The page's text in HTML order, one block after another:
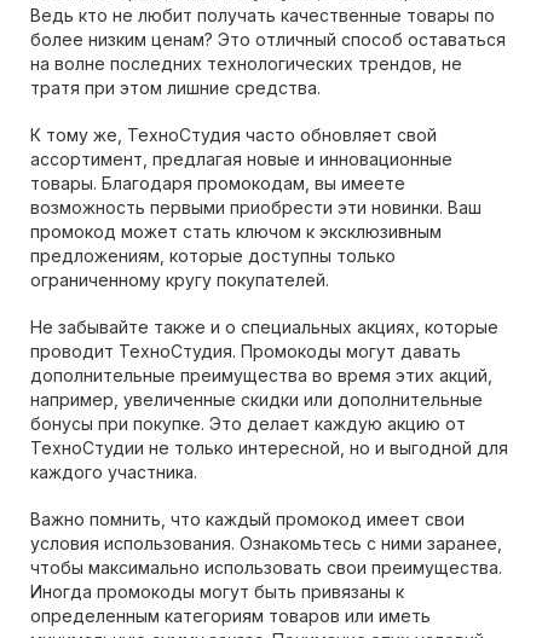
Ведь кто не любит получать качественные товары по
более низким ценам? Это отличный способ оставаться
на волне последних технологических трендов, не
тратя при этом лишние средства.
К тому же, ТехноСтудия часто обновляет свой
ассортимент, предлагая новые и инновационные
товары. Благодаря промокодам, вы имеете
возможность первыми приобрести эти новинки. Ваш
промокод может стать ключом к эксклюзивным
предложениям, которые доступны только
ограниченному кругу покупателей.
Не забывайте также и о специальных акциях, которые
проводит ТехноСтудия. Промокоды могут давать
дополнительные преимущества во время этих акций,
например, увеличенные скидки или дополнительные
бонусы при покупке. Это делает каждую акцию от
ТехноСтудии не только интересной, но и выгодной для
каждого участника.
Важно помнить, что каждый промокод имеет свои
условия использования. Ознакомьтесь с ними заранее,
чтобы максимально использовать свои преимущества.
Иногда промокоды могут быть привязаны к
определенным категориям товаров или иметь